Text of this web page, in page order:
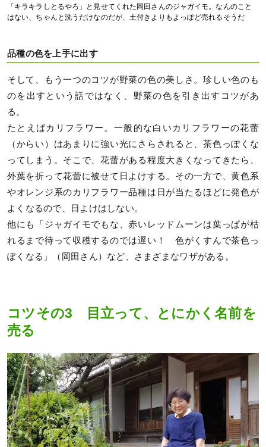
「キラキラしとるやろ」と見せてくれた岡田さんのジャガイモ。なんのこと
はない、ちゃんと洗うだけなのだが、土付きよりもよっぽど売れるそうだ
品種の色を上手に出す
そして、もう一つのコツが野菜の色の美しさ。珍しい色のも
のを出すという話ではなく、野菜の色を引き出すコツがあ
る。
たとえばカリフラワー。一般的な白いカリフラワーの花蕾
（からい）はあまりに強い光にさらされると、茶色っぽくな
ってしまう。そこで、花蕾がある程度大きくなってきたら、
外葉を折って花蕾に被せて日よけする。その一方で、黄色系
やオレンジ系のカリフラワー品種は日が当たるほどに発色が
よくなるので、日よけはしない。
他にも「ジャガイモでもな、赤いレッドムーンは葉っぱが枯
れるまで待って収穫するのでは遅い！ 色がくすんで茶色っ
ぽくなる」（岡田さん）など、さまざまなワザがある。
コツその3 目立って、とにかく名前を
売る